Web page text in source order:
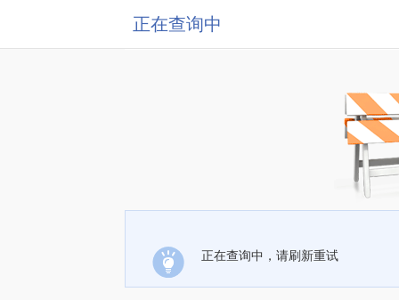
正在查询中
正在查询中，请刷新重试